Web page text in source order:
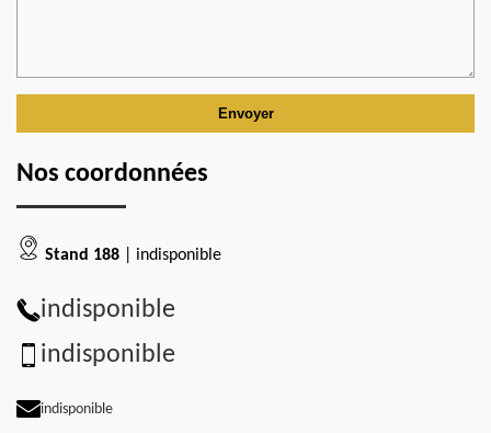
Nos coordonnées
Stand 188 | indisponible
indisponible
indisponible
indisponible